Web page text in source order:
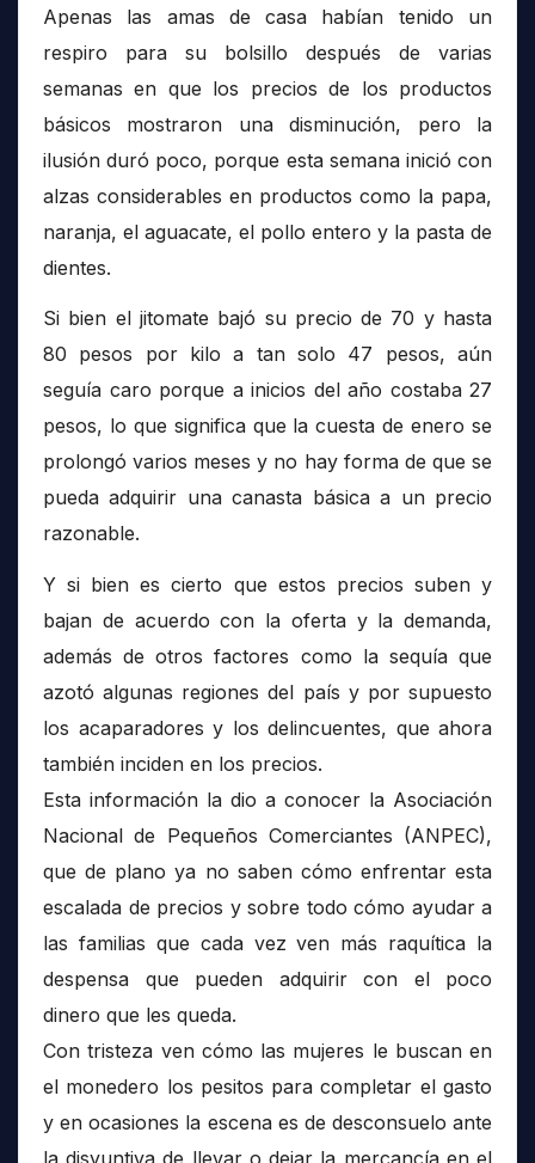
Apenas las amas de casa habían tenido un
respiro para su bolsillo después de varias
semanas en que los precios de los productos
básicos mostraron una disminución, pero la
ilusión duró poco, porque esta semana inició con
alzas considerables en productos como la papa,
naranja, el aguacate, el pollo entero y la pasta de
dientes.
Si bien el jitomate bajó su precio de 70 y hasta
80 pesos por kilo a tan solo 47 pesos, aún
seguía caro porque a inicios del año costaba 27
pesos, lo que significa que la cuesta de enero se
prolongó varios meses y no hay forma de que se
pueda adquirir una canasta básica a un precio
razonable.
Y si bien es cierto que estos precios suben y
bajan de acuerdo con la oferta y la demanda,
además de otros factores como la sequía que
azotó algunas regiones del país y por supuesto
los acaparadores y los delincuentes, que ahora
también inciden en los precios.
Esta información la dio a conocer la Asociación
Nacional de Pequeños Comerciantes (ANPEC),
que de plano ya no saben cómo enfrentar esta
escalada de precios y sobre todo cómo ayudar a
las familias que cada vez ven más raquítica la
despensa que pueden adquirir con el poco
dinero que les queda.
Con tristeza ven cómo las mujeres le buscan en
el monedero los pesitos para completar el gasto
y en ocasiones la escena es de desconsuelo ante